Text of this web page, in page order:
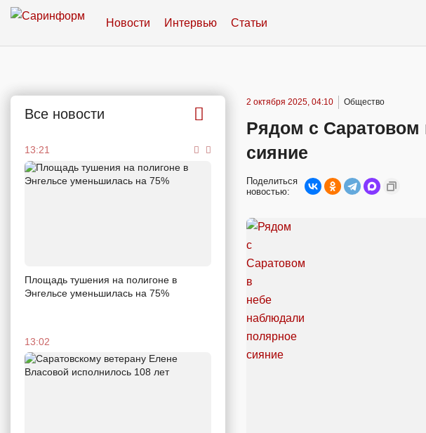
Новости Интервью Статьи
Все новости
13:21
Площадь тушения на полигоне в
Энгельсе уменьшилась на 75%
13:02
2 октября 2025, 04:10 Общество
Рядом с Саратовом
сияние
Поделиться
новостью: